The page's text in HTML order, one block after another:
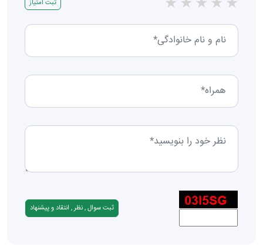
ثبت امتیاز